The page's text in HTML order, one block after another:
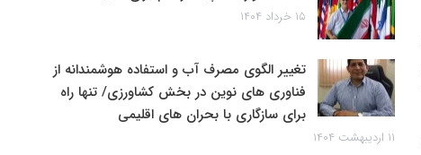
۱۵ خرداد ۱۴۰۴
تغییر الگوی مصرف آب و استفاده هوشمندانه از
فناوری های نوین در بخش کشاورزی/ تنها راه
برای سازگاری با بحران های اقلیمی
۱۱ اردیبهشت ۱۴۰۴